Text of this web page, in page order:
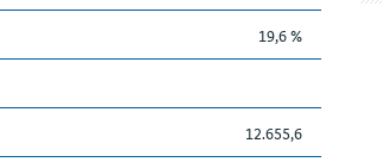
19,6 %
12.655,6